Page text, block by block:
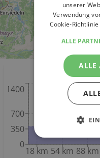
18 km 54 km 88 km
0
350
700
1400
unserer
Verwendung
Cookie-
ALLE
ALLE